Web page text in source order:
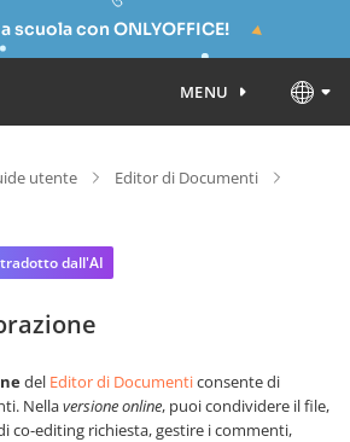
scuola con ONLYOFFICE!
MENU
utente
Editor di Documenti
dall'AI
del Editor di Documenticonsente di
Nellaversione online, puoi condividere il file,
co-editing richiesta, gestire i commenti,